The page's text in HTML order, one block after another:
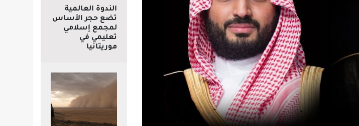
الندوة العالمية
تضع حجر الأساس
لمجمع إسلامي
تعليمي في
موريتانيا